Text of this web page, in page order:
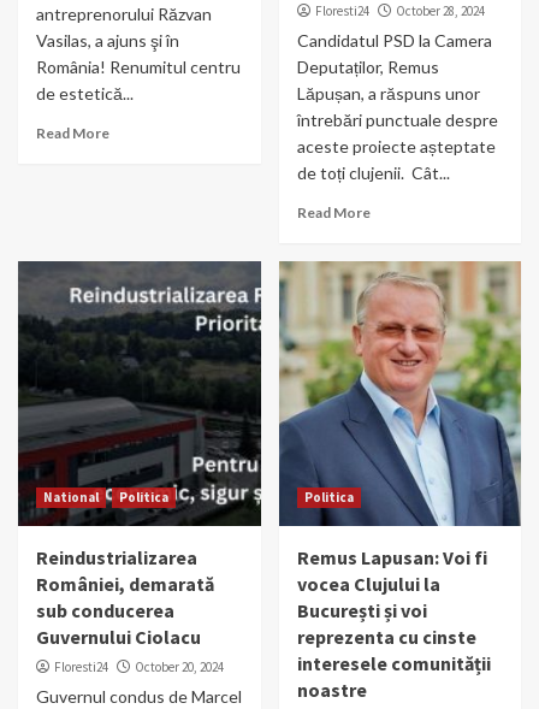
antreprenorului Răzvan
Vasilas, a ajuns şi în
România! Renumitul centru
de estetică...
Read More
Floresti24 October 28, 2024
Candidatul PSD la Camera
Deputaților, Remus
Lăpușan, a răspuns unor
întrebări punctuale despre
aceste proiecte așteptate
de toți clujenii. Cât...
Read More
National Politica
Reindustrializarea
României, demarată
sub conducerea
Guvernului Ciolacu
Floresti24 October 20, 2024
Guvernul condus de Marcel
Politica
Remus Lapusan: Voi fi
vocea Clujului la
București și voi
reprezenta cu cinste
interesele comunității
noastre